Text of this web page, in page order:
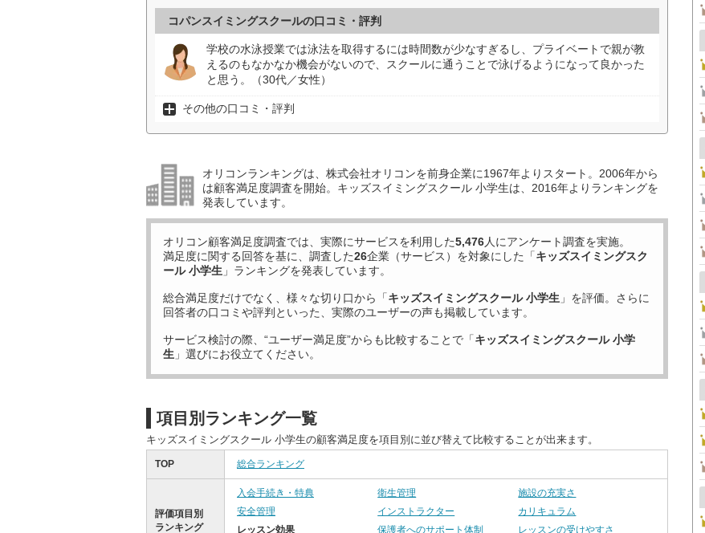
コパンスイミングスクールの口コミ・評判
学校の水泳授業では泳法を取得するには時間数が少なすぎるし、プライベートで親が教
えるのもなかなか機会がないので、スクールに通うことで泳げるようになって良かった
と思う。（30代／女性）
その他の口コミ・評判
オリコンランキングは、株式会社オリコンを前身企業に1967年よりスタート。2006年から
は顧客満足度調査を開始。キッズスイミングスクール 小学生は、2016年よりランキングを
発表しています。
オリコン顧客満足度調査では、実際にサービスを利用した5,476人にアンケート調査を実施。
満足度に関する回答を基に、調査した26企業（サービス）を対象にした「キッズスイミングスク
ール 小学生 」ランキングを発表しています。
総合満足度だけでなく、様々な切り口から「キッズスイミングスクール 小学生 」を評価。さらに
回答者の口コミや評判といった、実際のユーザーの声も掲載しています。
サービス検討の際、“ユーザー満足度”からも比較することで「キッズスイミングスクール 小学
生 」選びにお役立てください。
項目別ランキング一覧
キッズスイミングスクール 小学生の顧客満足度を項目別に並び替えて比較することが出来ます。
TOP 総合ランキング
評価項目別
ランキング
入会手続き・特典 衛生管理
施設の充実さ
安全管理
インストラクター
カリキュラム
レッスン効果
保護者へのサポート体制 レッスンの受けやすさ